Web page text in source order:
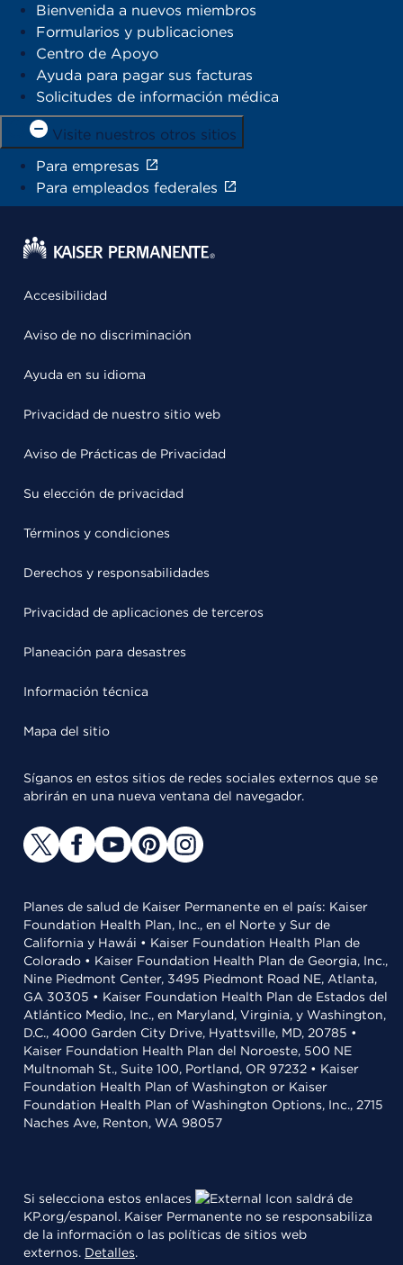
Bienvenida a nuevos miembros
Formularios y publicaciones
Centro de Apoyo
Ayuda para pagar sus facturas
Solicitudes de información médica
Visite nuestros otros sitios
Para empresas
Para empleados federales
Accesibilidad
Aviso de no discriminación
Ayuda en su idioma
Privacidad de nuestro sitio web
Aviso de Prácticas de Privacidad
Su elección de privacidad
Términos y condiciones
Derechos y responsabilidades
Privacidad de aplicaciones de terceros
Planeación para desastres
Información técnica
Mapa del sitio
Síganos en estos sitios de redes sociales externos que se
abrirán en una nueva ventana del navegador.
Planes de salud de Kaiser Permanente en el país: Kaiser
Foundation Health Plan, Inc., en el Norte y Sur de
California y Hawái • Kaiser Foundation Health Plan de
Colorado • Kaiser Foundation Health Plan de Georgia, Inc.,
Nine Piedmont Center, 3495 Piedmont Road NE, Atlanta,
GA 30305 • Kaiser Foundation Health Plan de Estados del
Atlántico Medio, Inc., en Maryland, Virginia, y Washington,
D.C., 4000 Garden City Drive, Hyattsville, MD, 20785 •
Kaiser Foundation Health Plan del Noroeste, 500 NE
Multnomah St., Suite 100, Portland, OR 97232 • Kaiser
Foundation Health Plan of Washington or Kaiser
Foundation Health Plan of Washington Options, Inc., 2715
Naches Ave, Renton, WA 98057
Si selecciona estos enlaces
saldrá de
KP.org/espanol. Kaiser Permanente no se responsabiliza
de la información o las políticas de sitios web
externos. Detalles.